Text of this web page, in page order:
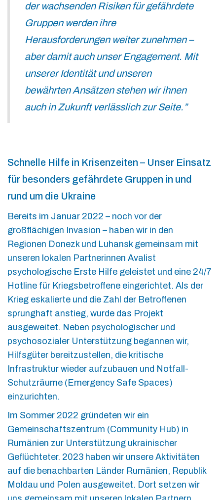
der wachsenden Risiken für gefährdete
Gruppen werden ihre
Herausforderungen weiter zunehmen –
aber damit auch unser Engagement. Mit
unserer Identität und unseren
bewährten Ansätzen stehen wir ihnen
auch in Zukunft verlässlich zur Seite.”
Schnelle Hilfe in Krisenzeiten – Unser Einsatz
für besonders gefährdete Gruppen in und
rund um die Ukraine
Bereits im Januar 2022 – noch vor der
großflächigen Invasion – haben wir in den
Regionen Donezk und Luhansk gemeinsam mit
unseren lokalen Partnerinnen Avalist
psychologische Erste Hilfe geleistet und eine 24/7
Hotline für Kriegsbetroffene eingerichtet. Als der
Krieg eskalierte und die Zahl der Betroffenen
sprunghaft anstieg, wurde das Projekt
ausgeweitet. Neben psychologischer und
psychosozialer Unterstützung begannen wir,
Hilfsgüter bereitzustellen, die kritische
Infrastruktur wieder aufzubauen und Notfall-
Schutzräume (Emergency Safe Spaces)
einzurichten.
Im Sommer 2022 gründeten wir ein
Gemeinschaftszentrum (Community Hub) in
Rumänien zur Unterstützung ukrainischer
Geflüchteter. 2023 haben wir unsere Aktivitäten
auf die benachbarten Länder Rumänien, Republik
Moldau und Polen ausgeweitet. Dort setzen wir